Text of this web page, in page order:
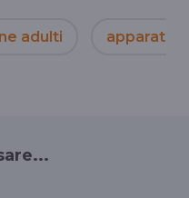
adulti apparato